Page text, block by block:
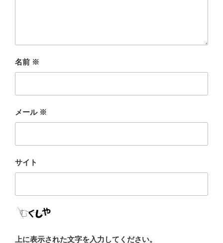
名前 ※
メール ※
サイト
上に表示された文字を入力してください。